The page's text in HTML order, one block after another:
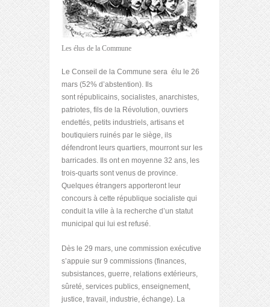
Les élus de la Commune
Le Conseil de la Commune sera élu le 26
mars (52% d’abstention). Ils
sont républicains, socialistes, anarchistes,
patriotes, fils de la Révolution, ouvriers
endettés, petits industriels, artisans et
boutiquiers ruinés par le siège, ils
défendront leurs quartiers, mourront sur les
barricades. Ils ont en moyenne 32 ans, les
trois-quarts sont venus de province.
Quelques étrangers apporteront leur
concours à cette république socialiste qui
conduit la ville à la recherche d’un statut
municipal qui lui est refusé.
Dès le 29 mars, une commission exécutive
s’appuie sur 9 commissions (finances,
subsistances, guerre, relations extérieurs,
sûreté, services publics, enseignement,
justice, travail, industrie, échange). La